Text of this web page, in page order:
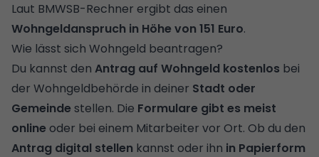
Laut BMWSB-Rechner ergibt das einen
Wohngeldanspruch in Höhe von 151 Euro.
Wie lässt sich Wohngeld beantragen?
Du kannst den Antrag auf Wohngeld kostenlos bei
der Wohngeldbehörde in deiner Stadt oder
Gemeinde stellen. Die Formulare gibt es meist
online oder bei einem Mitarbeiter vor Ort. Ob du den
Antrag digital stellen kannst oder ihn in Papierform